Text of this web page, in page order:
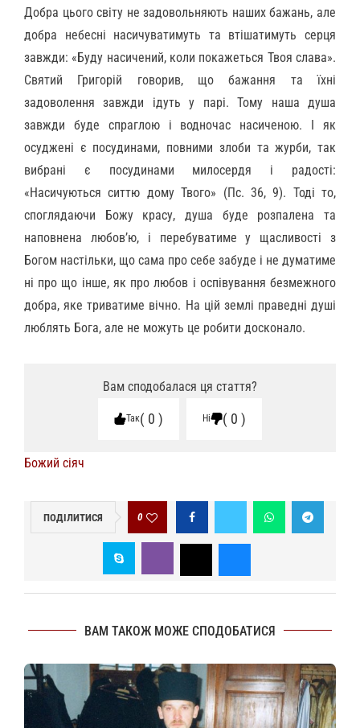
Добра цього світу не задовольняють наших бажань, але
добра небесні насичуватимуть та втішатимуть серця
завжди: «Буду насичений, коли покажеться Твоя слава».
Святий Григорій говорив, що бажання та їхні
задоволення завжди ідуть у парі. Тому наша душа
завжди буде спраглою і водночас насиченою. І як
осуджені є посудинами, повними злоби та журби, так
вибрані є посудинами милосердя і радості:
«Насичуються ситтю дому Твого» (Пс. 36, 9). Тоді то,
споглядаючи Божу красу, душа буде розпалена та
наповнена любов’ю, і перебуватиме у щасливості з
Богом настільки, що сама про себе забуде і не думатиме
ні про що інше, як про любов і оспівування безмежного
добра, яке триватиме вічно. На цій землі праведні душі
люблять Бога, але не можуть це робити досконало.
Вам сподобалася ця стаття?
Так 0 Ні 0
Божий сіяч
ПОДІЛИТИСЯ 0
ВАМ ТАКОЖ МОЖЕ СПОДОБАТИСЯ